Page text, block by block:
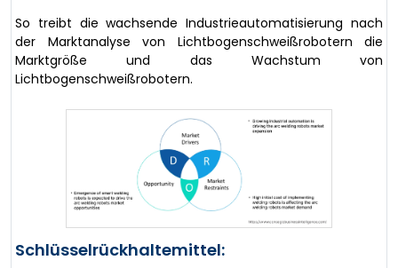
So treibt die wachsende Industrieautomatisierung nach
der Marktanalyse von Lichtbogenschweißrobotern die
Marktgröße und das Wachstum von
Lichtbogenschweißrobotern.
Schlüsselrückhaltemittel: